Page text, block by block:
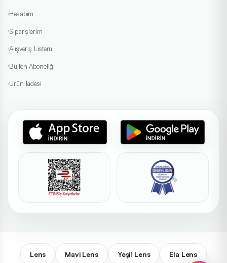
Hesabım
Siparişlerim
Alışveriş Listem
Bülten Aboneliği
Ürün İadesi
Lens Mavi Lens Yeşil Lens Ela Lens